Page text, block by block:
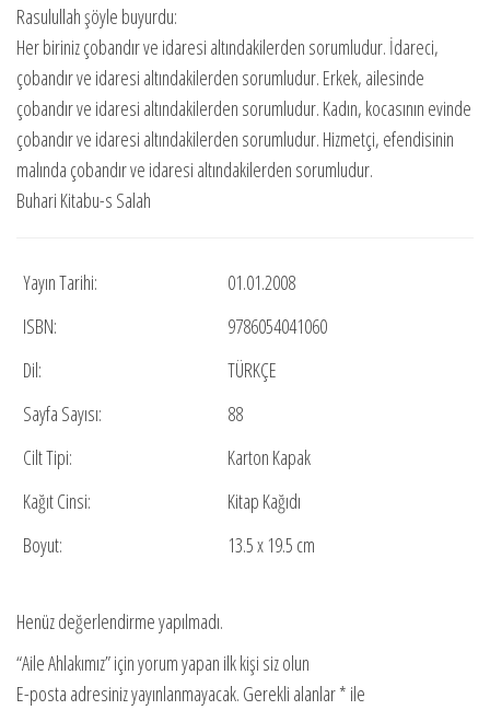
Rasulullah şöyle buyurdu:
Her biriniz çobandır ve idaresi altındakilerden sorumludur. İdareci,
çobandır ve idaresi altındakilerden sorumludur. Erkek, ailesinde
çobandır ve idaresi altındakilerden sorumludur. Kadın, kocasının evinde
çobandır ve idaresi altındakilerden sorumludur. Hizmetçi, efendisinin
malında çobandır ve idaresi altındakilerden sorumludur.
Buhari Kitabu-s Salah
Yayın Tarihi:
01.01.2008
ISBN:
9786054041060
Dil:
TÜRKÇE
Sayfa Sayısı:
88
Cilt Tipi:
Karton Kapak
Kağıt Cinsi:
Kitap Kağıdı
Boyut:
13.5 x 19.5 cm
Henüz değerlendirme yapılmadı.
“Aile Ahlakımız” için yorum yapan ilk kişi siz olun
E-posta adresiniz yayınlanmayacak. Gerekli alanlar* ile